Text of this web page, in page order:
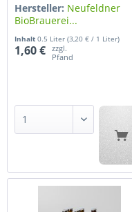
Hersteller: Neufeldner
BioBrauerei...
Inhalt0.5 Liter(3,20 € / 1 Liter)
1,60 €
zzgl.
Pfand